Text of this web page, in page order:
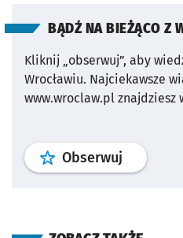
BĄDŹ NA BIEŻĄCO Z
Kliknij „obserwuj”, aby
Wrocławiu. Najciekawsze
www.wroclaw.pl znajdziesz
Obserwuj profil